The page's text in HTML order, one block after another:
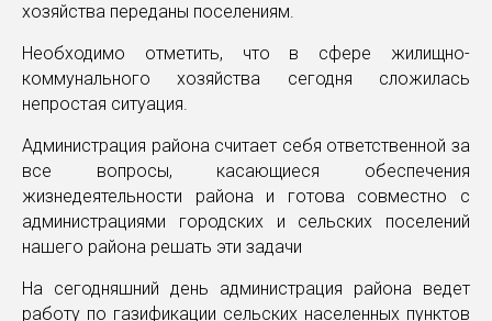
хозяйства переданы поселениям.
Необходимо отметить, что в сфере жилищно-
коммунального хозяйства сегодня сложилась
непростая ситуация.
Администрация района считает себя ответственной за
все вопросы, касающиеся обеспечения
жизнедеятельности района и готова совместно с
администрациями городских и сельских поселений
нашего района решать эти задачи
На сегодняшний день администрация района ведет
работу по газификации сельских населенных пунктов